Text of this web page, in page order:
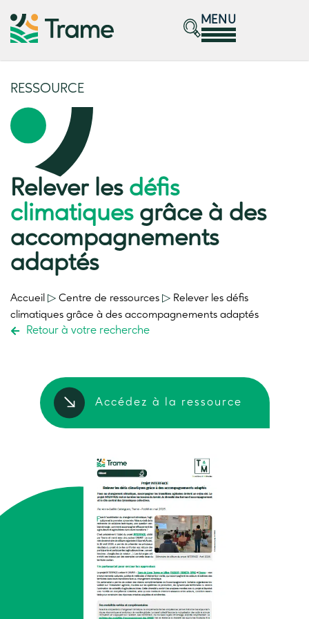
MENU
RESSOURCE
Relever les défis
climatiquesgrâce à des
accompagnements
adaptés
Accueil ▷ Centre de ressources ▷ Relever les défis
climatiques grâce à des accompagnements adaptés
Retour à votre recherche
Accédez à la ressource